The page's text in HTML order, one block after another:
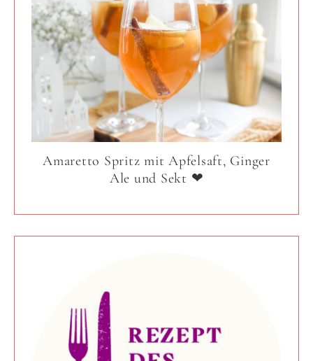
Amaretto Spritz mit Apfelsaft, Ginger
Ale und Sekt ❤